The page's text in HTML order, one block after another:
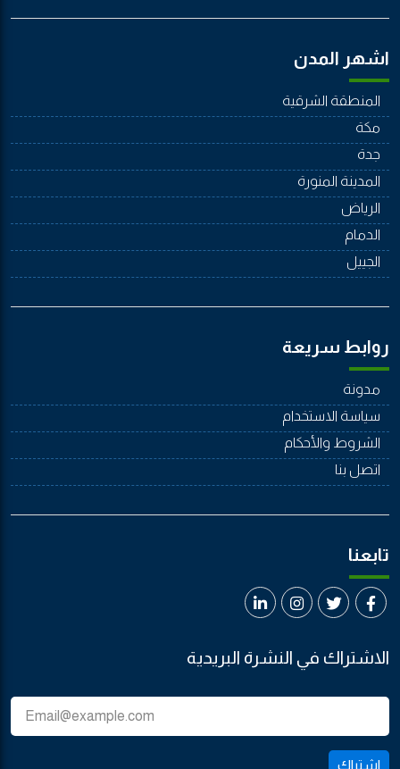
اشهر المدن
المنطقة الشرقية
مكة
جدة
المدينة المنورة
الرياض
الدمام
الجييل
روابط سريعة
مدونة
سياسة الاستخدام
الشروط والأحكام
اتصل بنا
تابعنا
الاشتراك في النشرة البريدية
اشتراك